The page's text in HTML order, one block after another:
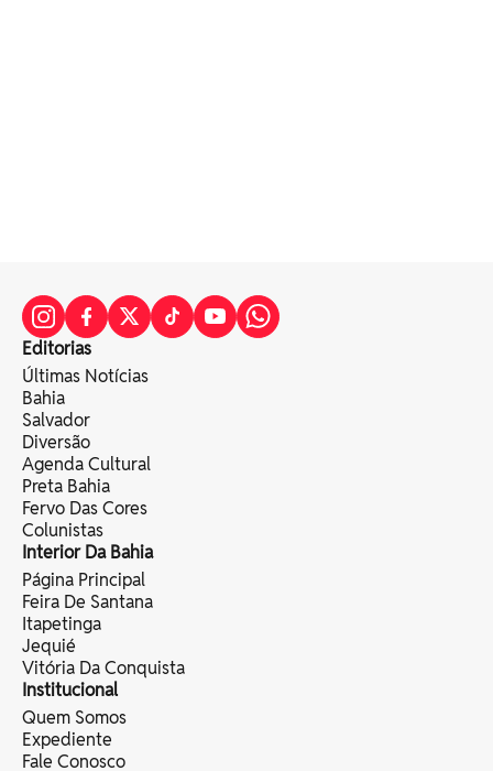
Editorias
Últimas Notícias
Bahia
Salvador
Diversão
Agenda Cultural
Preta Bahia
Fervo Das Cores
Colunistas
Interior Da Bahia
Página Principal
Feira De Santana
Itapetinga
Jequié
Vitória Da Conquista
Institucional
Quem Somos
Expediente
Fale Conosco